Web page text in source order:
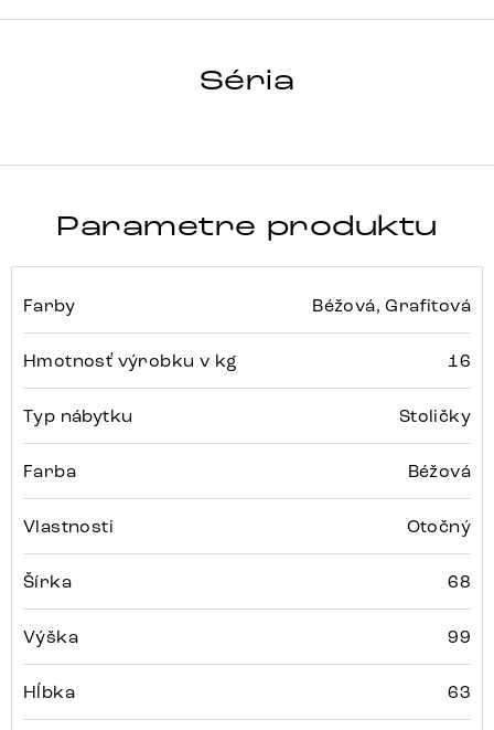
Séria
Array
Parametre produktu
Farby Béžová, Grafitová
Hmotnosť výrobku v kg 16
Typ nábytku Stoličky
Farba Béžová
Vlastnosti Otočný
Šírka 68
Výška 99
Hĺbka 63